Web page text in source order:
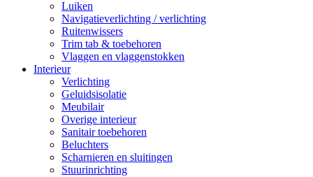
Luiken
Navigatieverlichting / verlichting
Ruitenwissers
Trim tab & toebehoren
Vlaggen en vlaggenstokken
Interieur
Verlichting
Geluidsisolatie
Meubilair
Overige interieur
Sanitair toebehoren
Beluchters
Scharnieren en sluitingen
Stuurinrichting